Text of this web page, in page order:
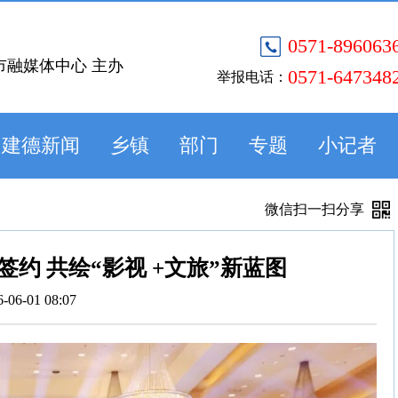
0571-
举报电话： 0571-
融媒体中心 主办
建德新闻 乡镇 部门 专题 小记者
微信扫一扫分享
约 共绘“影视 +文旅”新蓝图
06-01 08:07